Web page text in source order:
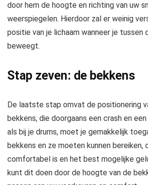
door hem de hoogte en richting van uw
weerspiegelen. Hierdoor zal er weinig
positie van je lichaam wanneer je
beweegt.
Stap zeven: de bekkens
De laatste stap omvat de positionering
bekkens, die doorgaans een crash en
als bij je drums, moet je gemakkelijk
bekkens en ze moeten kunnen bereiken,
comfortabel is en het best mogelijke
kunt dit doen door de hoogte van de